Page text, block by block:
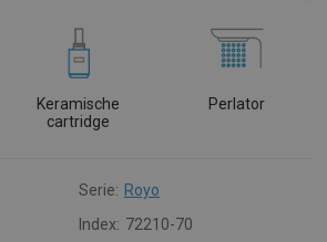
Keramische
cartridge
Perlator
Serie: Royo
Index: 72210-70